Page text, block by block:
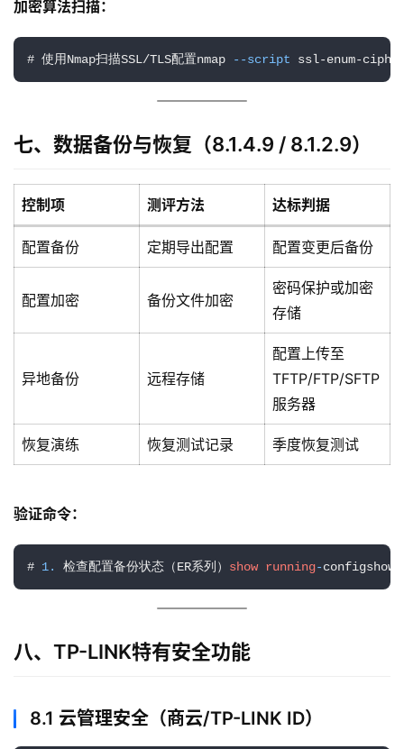
用
服
务
提
示
词
开
源
码
常
用
链
登录 注册
加密算法扫描：
# 使用Nmap扫描SSL/TLS配置nmap --script ssl-enum-
七、数据备份与恢复（8.1.4.9 / 8.1.2.9）
控制项 测评方法 达标判据
配置备份 定期导出配置 配置变更后备份
配置加密 备份文件加密
密码保护或加密
存储
异地备份 远程存储
配置上传至
TFTP/FTP/SFTP
服务器
恢复演练 恢复测试记录 季度恢复测试
验证命令：
# 1. 检查配置备份状态（ER系列） show running-
八、TP-LINK特有安全功能
8.1 云管理安全（商云/TP-LINK ID）